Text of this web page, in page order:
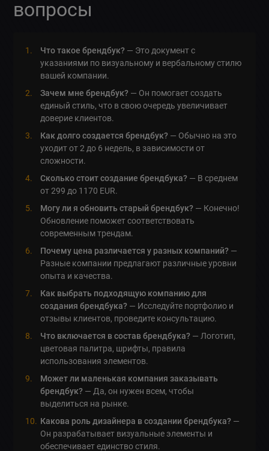
вопросы
Что такое брендбук? — Это документ с
указаниями по визуальному и вербальному стилю
вашей компании.
Зачем мне брендбук? — Он помогает создать
единый стиль, что в свою очередь увеличивает
доверие клиентов.
Как долго создается брендбук? — Обычно на это
уходит от 2 до 6 недель, в зависимости от
сложности.
Сколько стоит создание брендбука? — В среднем
от 299 до 1170 EUR.
Могу ли я обновить старый брендбук? — Конечно!
Обновление поможет соответствовать
современным трендам.
Почему цена различается у разных компаний? —
Разные компании предлагают различные уровни
опыта и качества.
Как выбрать подходящую компанию для
создания брендбука? — Исследуйте портфолио и
отзывы клиентов, проведите консультацию.
Что включается в состав брендбука? — Логотип,
цветовая палитра, шрифты, правила
использования элементов.
Может ли маленькая компания заказывать
брендбук? — Да, он нужен всем, чтобы
выделиться на рынке.
Какова роль дизайнера в создании брендбука? —
Он разрабатывает визуальные элементы и
обеспечивает единство стиля.